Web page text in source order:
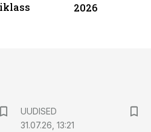
2026
UUDISED
31.07.26, 13:21